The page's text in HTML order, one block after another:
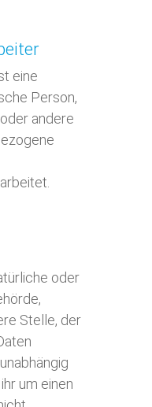
eine
Person,
andere
oder
Stelle, der
um einen